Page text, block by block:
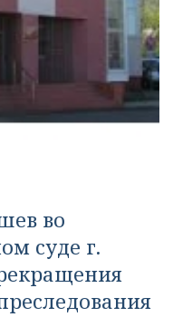
во
суде г.